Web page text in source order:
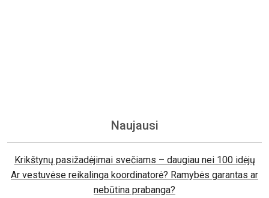
Naujausi
Krikštynų pasižadėjimai svečiams – daugiau nei 100 idėjų
Ar vestuvėse reikalinga koordinatorė? Ramybės garantas ar
nebūtina prabanga?